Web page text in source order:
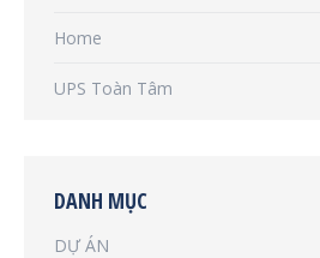
Home
UPS Toàn Tâm
DANH MỤC
DỰ ÁN